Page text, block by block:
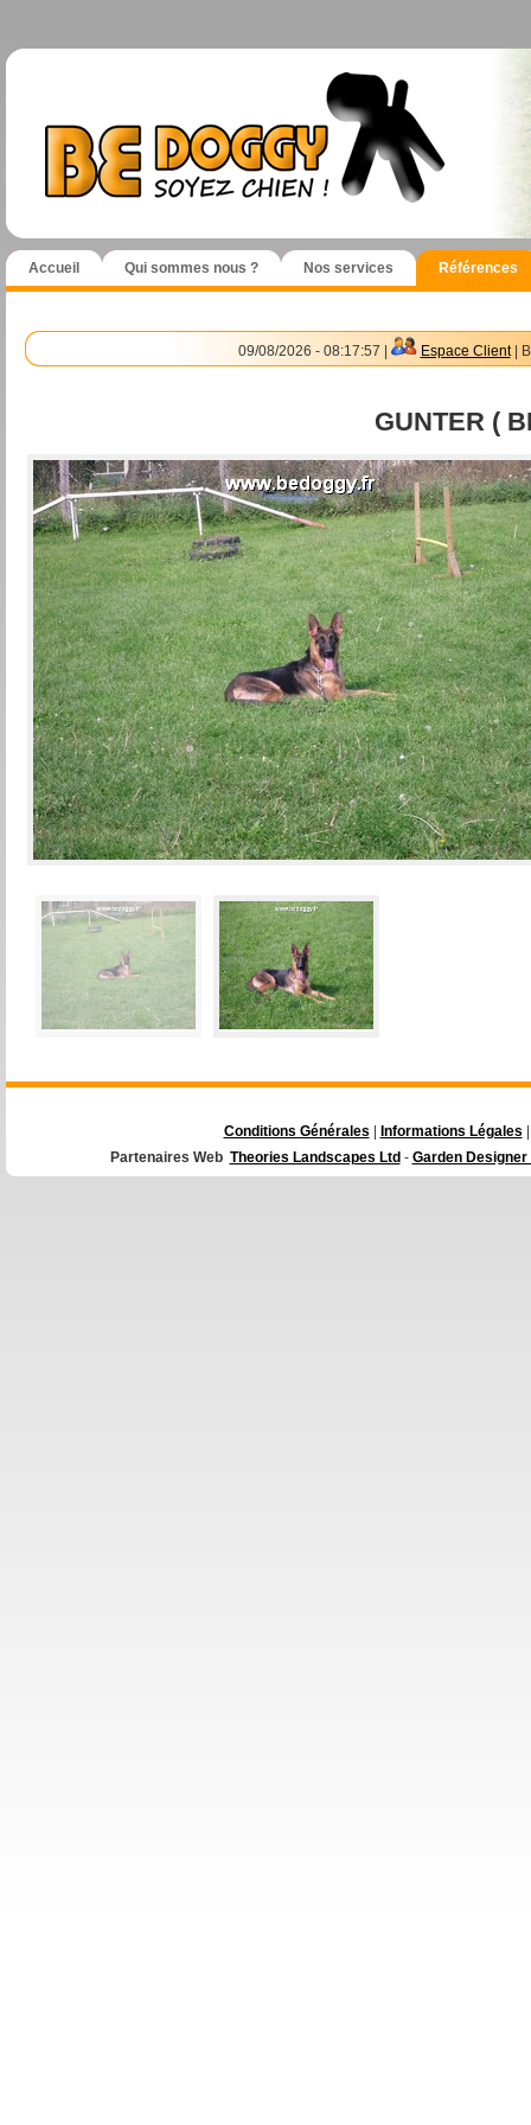
Accueil Qui sommes nous ? Nos services Références
09/08/2026 - 08:17:57 | Espace Client|
GUNTER (
Conditions Générales Informations Légales
Partenaires Web Theories Landscapes Ltd - Garden Designer